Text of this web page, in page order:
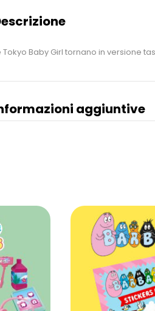
Tokyo Baby Girl tornano in versione
aggiuntive